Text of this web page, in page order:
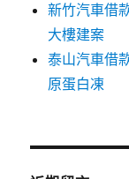
新竹汽車借
大樓建案
泰山汽車借
原蛋白凍